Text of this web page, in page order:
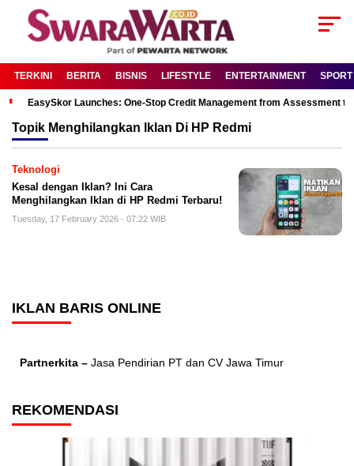
TERKINI BERITA BISNIS LIFESTYLE ENTERTAINMENT SPORT
EasySkor Launches: One-Stop Credit Management from Assessment
Topik Menghilangkan Iklan Di HP Redmi
Teknologi
Kesal dengan Iklan? Ini Cara
Menghilangkan Iklan di HP Redmi Terbaru!
Tuesday, 17 February 2026 - 07:22 WIB
IKLAN BARIS ONLINE
Partnerkita – Jasa Pendirian PT dan CV Jawa Timur
REKOMENDASI